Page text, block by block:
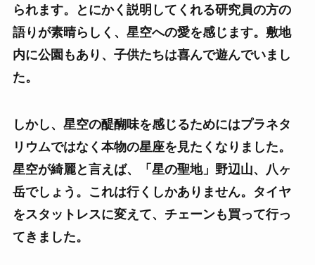
られます。とにかく説明してくれる研究員の方の
語りが素晴らしく、星空への愛を感じます。敷地
内に公園もあり、子供たちは喜んで遊んでいまし
た。
しかし、星空の醍醐味を感じるためにはプラネタ
リウムではなく本物の星座を見たくなりました。
星空が綺麗と言えば、「星の聖地」野辺山、八ヶ
岳でしょう。これは行くしかありません。タイヤ
をスタットレスに変えて、チェーンも買って行っ
てきました。